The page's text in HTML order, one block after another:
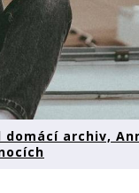
archiv,